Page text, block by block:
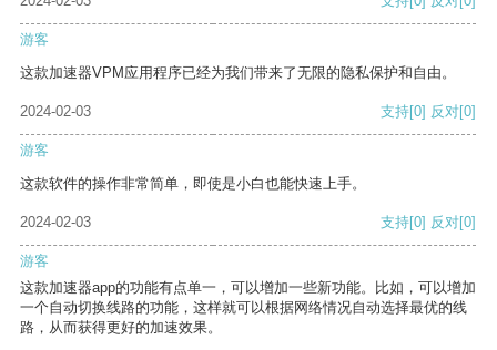
游客
这款加速器VPM应用程序已经为我们带来了无限的隐私保护和自由。
2024-02-03 支持[0] 反对[0]
游客
这款软件的操作非常简单，即使是小白也能快速上手。
2024-02-03 支持[0] 反对[0]
游客
这款加速器app的功能有点单一，可以增加一些新功能。比如，可以增加
一个自动切换线路的功能，这样就可以根据网络情况自动选择最优的线
路，从而获得更好的加速效果。